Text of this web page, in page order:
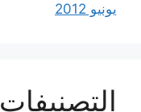
يونيو 2012
التصنيفات